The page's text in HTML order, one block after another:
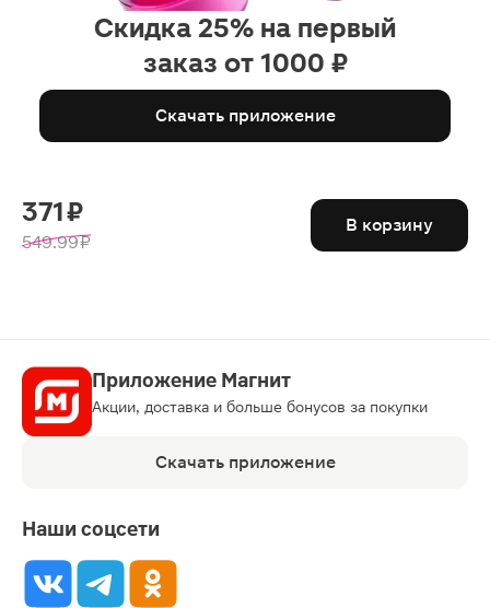
Скидка 25% на первый
заказ от 1000 ₽
Скачать приложение
371 ₽
549.99 ₽
В корзину
Приложение Магнит
Акции, доставка и больше бонусов за покупки
Скачать приложение
Наши соцсети